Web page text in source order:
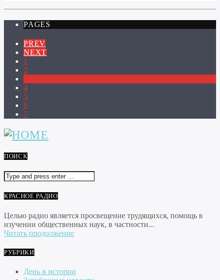
PAGES
PREV
NEXT
1
2
4
5
6
7
ПОИСК
КРАСНОЕ РАДИО
Целью радио является просвещение трудящихся, помощь в
изучении общественных наук, в частности...
Читать продолжение
РУБРИКИ
День в истории